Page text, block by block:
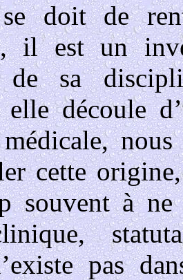
doit de
il est un
de sa
découle
cette
souvent à
pas